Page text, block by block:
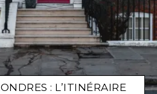
: L’ITINÉRAIRE